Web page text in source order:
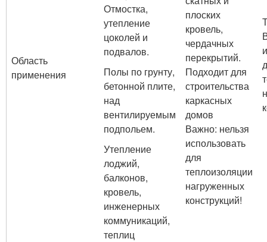
Область
применения
Отмостка,
утепление
цоколей и
подвалов.
Полы по грунту,
бетонной плите,
над
вентилируемым
подпольем.
Утепление
лоджий,
балконов,
кровель,
инженерных
коммуникаций,
теплиц
плоских
кровель,
чердачных
перекрытий.
Подходит для
строительства
каркасных
домов
Важно: нельзя
использовать
для
теплоизоляции
нагруженных
конструкций!